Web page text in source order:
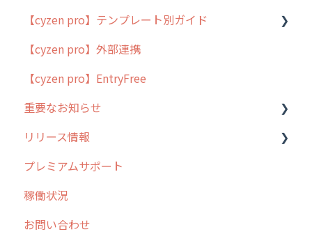
cyzen proの位置情報取得について
用語集
よくある質問
【cyzen pro】テンプレート別ガイド
ポスティング
ラウンダー
メンテナンス
外廻り営業
清掃
不動産
【cyzen pro】外部連携
【cyzen pro】EntryFree
重要なお知らせ
過去の重要なお知らせ
障害情報
リリース情報
リリース
2026年のリリース情報
2025年のリリース情報
プレミアムサポート
稼働状況
お問い合わせ